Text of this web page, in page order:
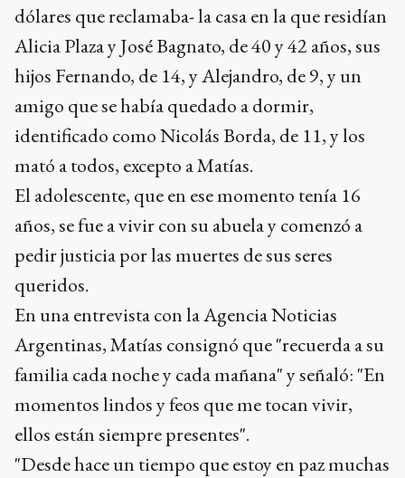
dólares que reclamaba- la casa en la que residían
Alicia Plaza y José Bagnato, de 40 y 42 años, sus
hijos Fernando, de 14, y Alejandro, de 9, y un
amigo que se había quedado a dormir,
identificado como Nicolás Borda, de 11, y los
mató a todos, excepto a Matías.
El adolescente, que en ese momento tenía 16
años, se fue a vivir con su abuela y comenzó a
pedir justicia por las muertes de sus seres
queridos.
En una entrevista con la Agencia Noticias
Argentinas, Matías consignó que "recuerda a su
familia cada noche y cada mañana" y señaló: "En
momentos lindos y feos que me tocan vivir,
ellos están siempre presentes".
"Desde hace un tiempo que estoy en paz muchas